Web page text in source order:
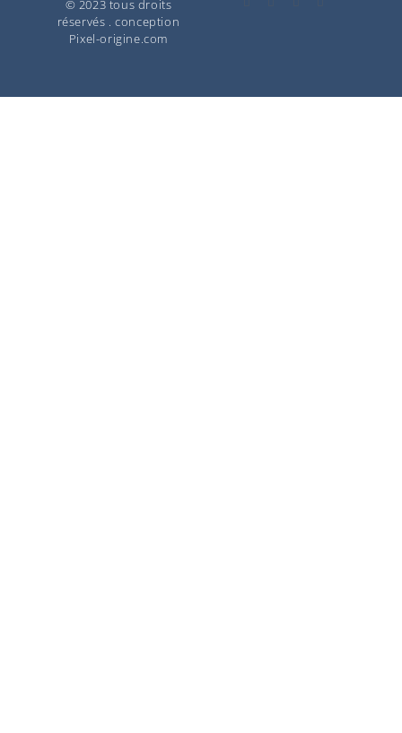
© 2023 tous droits
réservés . conception
Pixel-origine.com